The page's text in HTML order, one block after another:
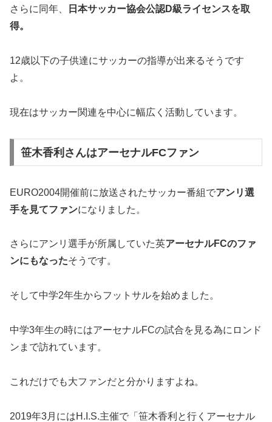
さらに同年、
日本サッカー協会公認D級ライセンスを取
得。
12歳以下の子供達にサッカーの指導が出来るそうです
よ。
現在はサッカー関連を中心に幅広く活動しています。
笹木香利さんはアーセナルFCファン
EURO2004開催前に放送されたサッカー番組でアンリ選
手を見てファンになりました。
さらにアンリ選手が所属していた英アーセナルFCのファ
ンにもなったそうです。
そして中学2年生からフットサルを始めました。
中学3年生の時にはアーセナルFCの試合を見る為にロンド
ンまで訪れています。
これだけでも大ファンだと分かりますよね。
2019年3月にはH.I.S.主催で「笹木香利と行くアーセナル